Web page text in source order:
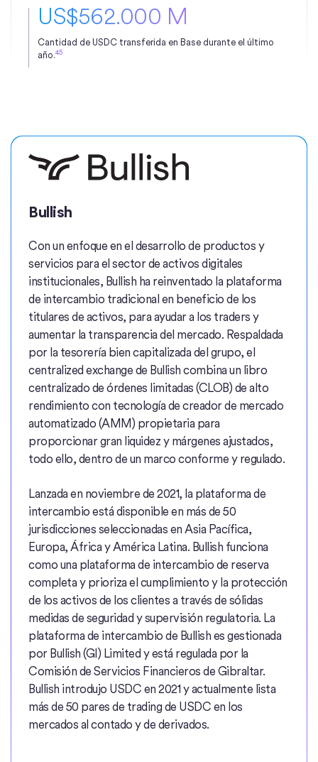
US$562.000 M
Cantidad de USDC transferida en Base durante el último
año.45
Bullish
Con un enfoque en el desarrollo de productos y
servicios para el sector de activos digitales
institucionales, Bullish ha reinventado la plataforma
de intercambio tradicional en beneficio de los
titulares de activos, para ayudar a los traders y
aumentar la transparencia del mercado. Respaldada
por la tesorería bien capitalizada del grupo, el
centralized exchange de Bullish combina un libro
centralizado de órdenes limitadas (CLOB) de alto
rendimiento con tecnología de creador de mercado
automatizado (AMM) propietaria para
proporcionar gran liquidez y márgenes ajustados,
todo ello, dentro de un marco conforme y regulado.
Lanzada en noviembre de 2021, la plataforma de
intercambio está disponible en más de 50
jurisdicciones seleccionadas en Asia Pacífica,
Europa, África y América Latina. Bullish funciona
como una plataforma de intercambio de reserva
completa y prioriza el cumplimiento y la protección
de los activos de los clientes a través de sólidas
medidas de seguridad y supervisión regulatoria. La
plataforma de intercambio de Bullish es gestionada
por Bullish (GI) Limited y está regulada por la
Comisión de Servicios Financieros de Gibraltar.
Bullish introdujo USDC en 2021 y actualmente lista
más de 50 pares de trading de USDC en los
mercados al contado y de derivados.